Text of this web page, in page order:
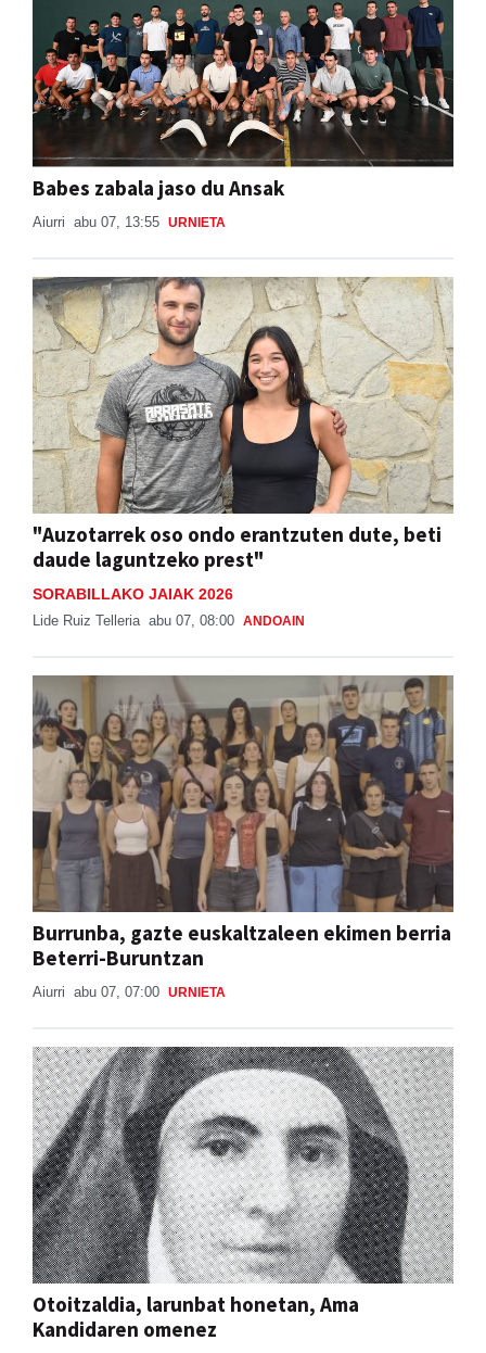
Babes zabala jaso du Ansak
Aiurri abu 07, 13:55 URNIETA
"Auzotarrek oso ondo erantzuten dute, beti
daude laguntzeko prest"
SORABILLAKO JAIAK 2026
Lide Ruiz Telleria abu 07, 08:00 ANDOAIN
Burrunba, gazte euskaltzaleen ekimen berria
Beterri-Buruntzan
Aiurri abu 07, 07:00 URNIETA
Otoitzaldia, larunbat honetan, Ama
Kandidaren omenez